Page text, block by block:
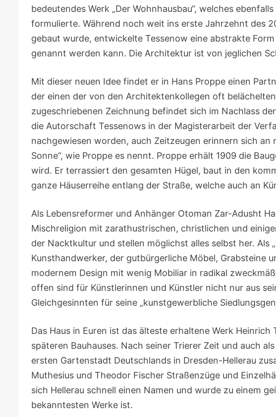
bedeutendes Werk „Der Wohnhausbau“, welches
formulierte. Während noch weit ins erste Jahrzehnt des
gebaut wurde, entwickelte Tessenow eine abstrakte
genannt werden kann. Die Architektur ist von jeglichen
Mit dieser neuen Idee findet er in Hans Proppe einen
der einen der von den Architektenkollegen oft
zugeschriebenen Zeichnung befindet sich im Nachlass
die Autorschaft Tessenows in der Magisterarbeit der
nachgewiesen worden, auch Zeitzeugen erinnern sich
Sonne“, wie Proppe es nennt. Proppe erhält 1909 die
wird. Er terrassiert den gesamten Hügel, baut in den
ganze Häuserreihe entlang der Straße, welche auch an
Als Lebensreformer und Anhänger Otoman Zar-Adusht
Mischreligion mit zarathustrischen, christlichen und
der Nacktkultur und stellen möglichst alles selbst her.
Kunsthandwerker, der gutbürgerliche Möbel, Grabsteine
modernem Design mit wenig Mobiliar in radikal
offen sind für Künstlerinnen und Künstler nicht nur aus
Gleichgesinnten für seine „kunstgewerbliche
Das Haus in Euren ist das älteste erhaltene Werk
späteren Bauhauses. Nach seiner Trierer Zeit und auch
ersten Gartenstadt Deutschlands in Dresden-Hellerau
Muthesius und Theodor Fischer Straßenzüge und
sich Hellerau schnell einen Namen und wurde zu einem
bekanntesten Werke ist.